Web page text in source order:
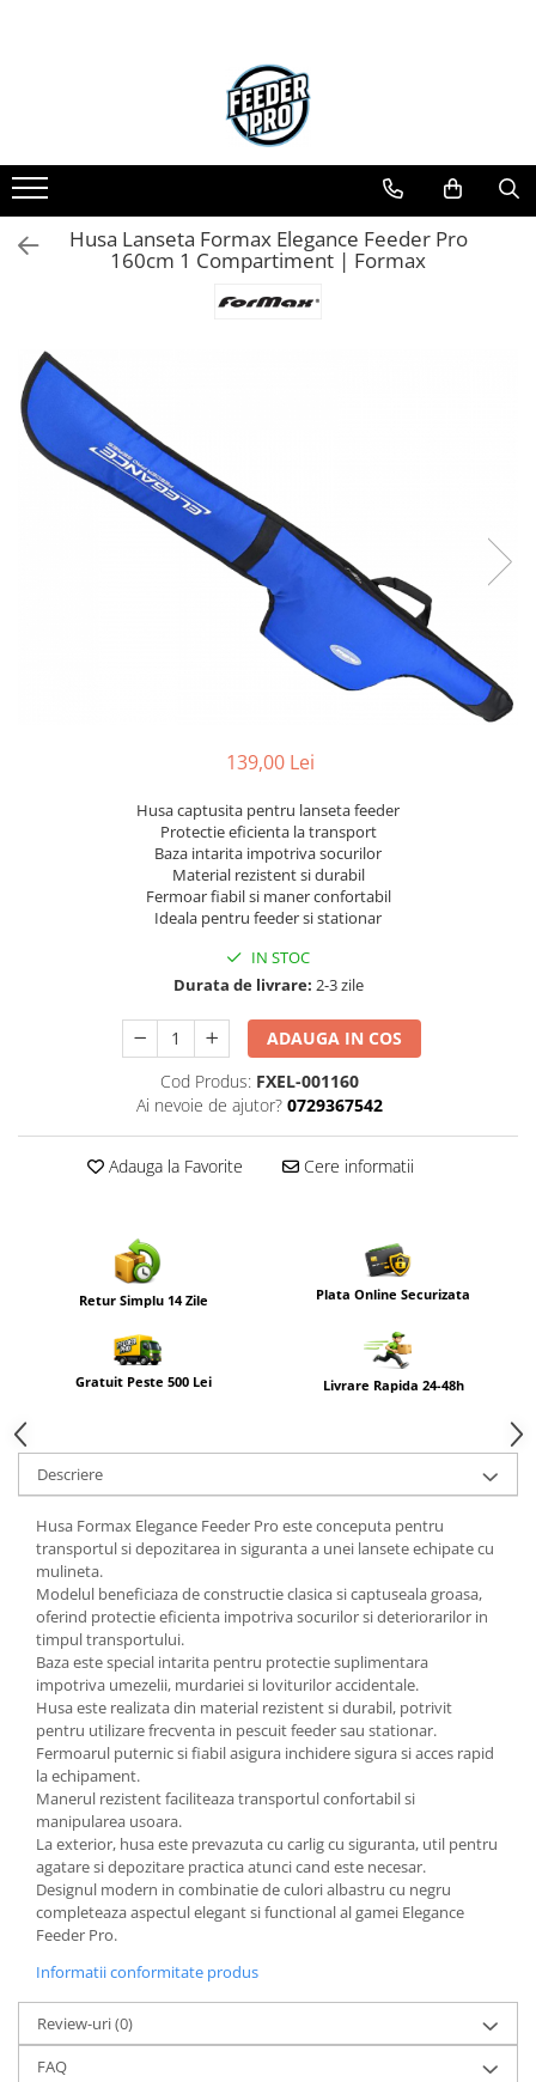
Husa Lanseta Formax Elegance Feeder Pro
160cm 1 Compartiment | Formax
139,00 Lei
Husa captusita pentru lanseta feeder
Protectie eficienta la transport
Baza intarita impotriva socurilor
Material rezistent si durabil
Fermoar fiabil si maner confortabil
Ideala pentru feeder si stationar
IN STOC
Durata de livrare: 2-3 zile
ADAUGA IN COS
Cod Produs: FXEL-001160
Ai nevoie de ajutor? 0729367542
Adauga la Favorite Cere informatii
Retur Simplu 14 Zile Plata Online Securizata
Gratuit Peste 500 Lei Livrare Rapida 24-48h
Descriere
Husa Formax Elegance Feeder Pro este conceputa pentru
transportul si depozitarea in siguranta a unei lansete echipate cu
mulineta.
Modelul beneficiaza de constructie clasica si captuseala groasa,
oferind protectie eficienta impotriva socurilor si deteriorarilor in
timpul transportului.
Baza este special intarita pentru protectie suplimentara
impotriva umezelii, murdariei si loviturilor accidentale.
Husa este realizata din material rezistent si durabil, potrivit
pentru utilizare frecventa in pescuit feeder sau stationar.
Fermoarul puternic si fiabil asigura inchidere sigura si acces rapid
la echipament.
Manerul rezistent faciliteaza transportul confortabil si
manipularea usoara.
La exterior, husa este prevazuta cu carlig cu siguranta, util pentru
agatare si depozitare practica atunci cand este necesar.
Designul modern in combinatie de culori albastru cu negru
completeaza aspectul elegant si functional al gamei Elegance
Feeder Pro.
Informatii conformitate produs
Review-uri(0)
FAQ